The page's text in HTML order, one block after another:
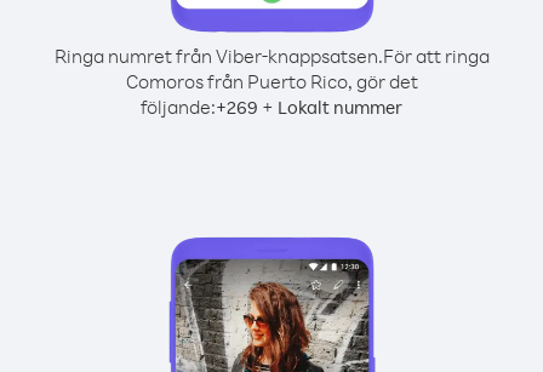
Ringa numret från Viber-knappsatsen.För att ringa
Comoros från Puerto Rico, gör det
följande:+269 + Lokalt nummer